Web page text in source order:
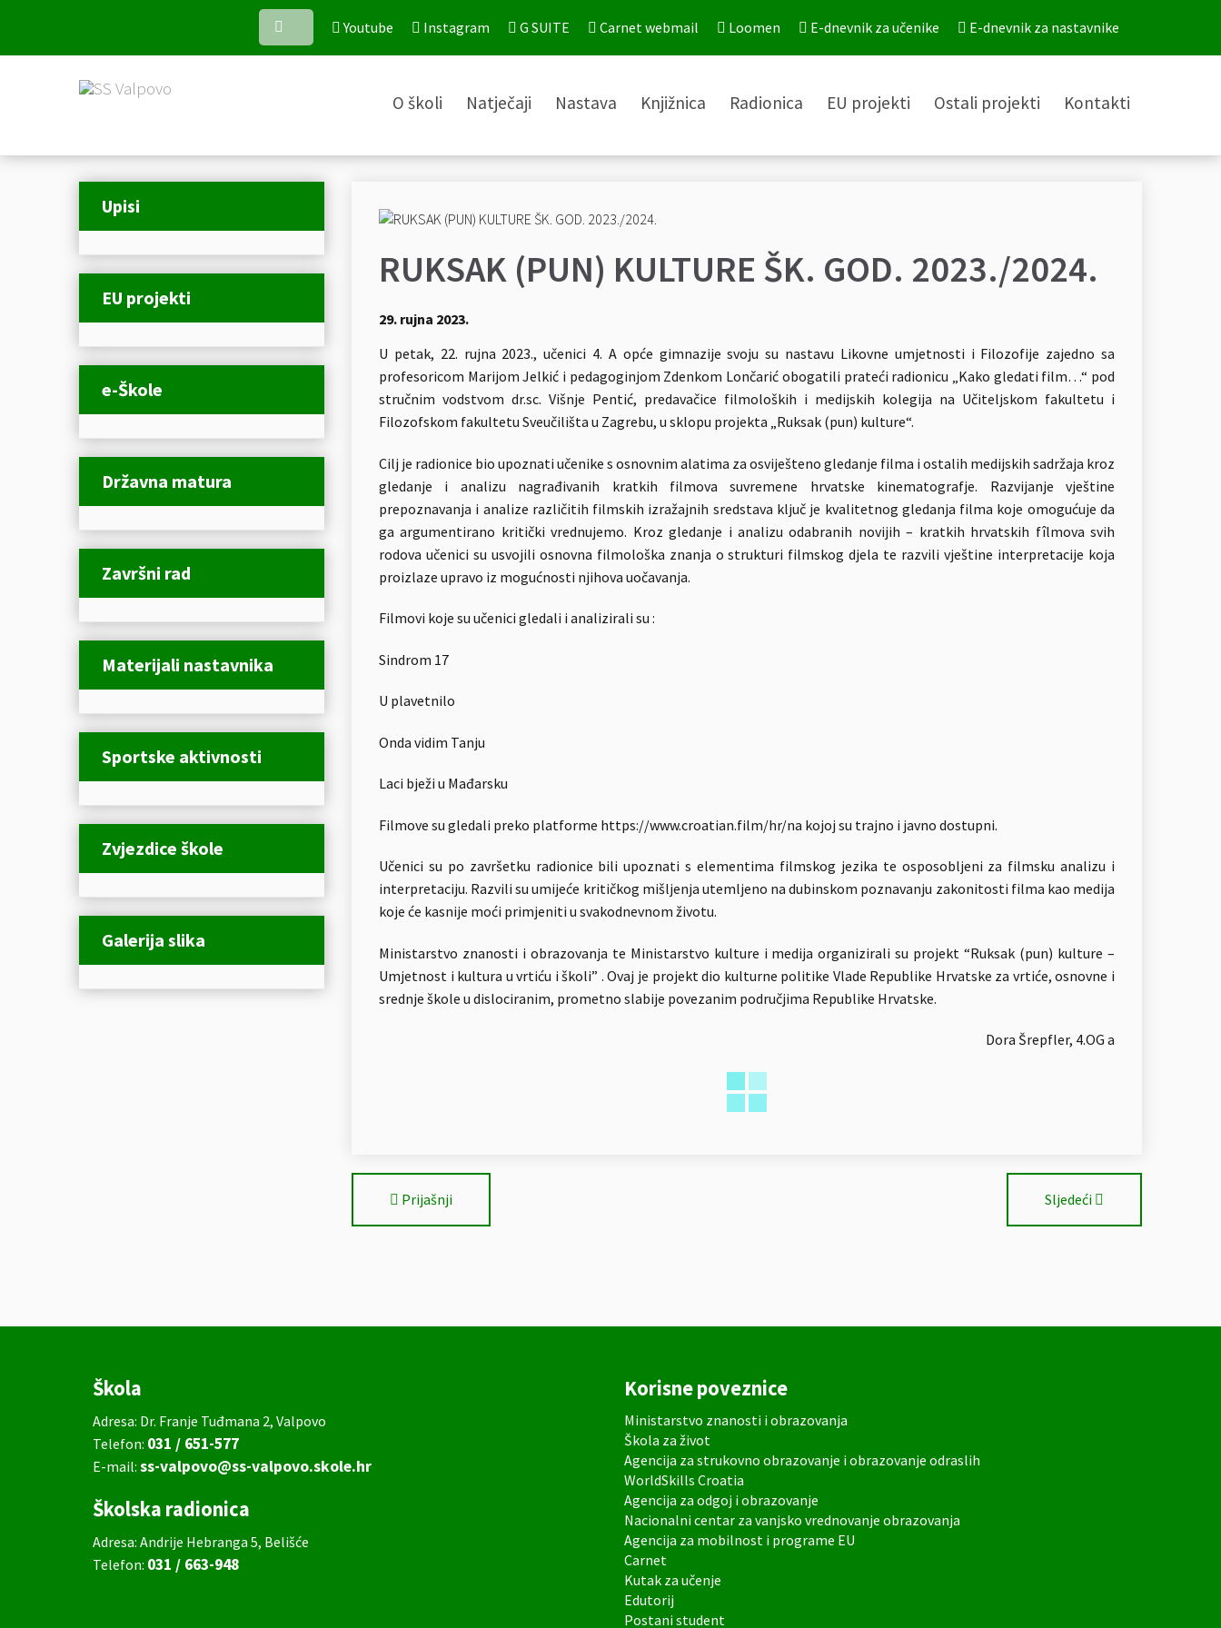
Youtube Instagram G SUITE Carnet webmail Loomen E-dnevnik za učenike E-dnevnik za nastavnike
O školi Natječaji Nastava Knjižnica Radionica EU projekti Ostali projekti Kontakti
Upisi
EU projekti
e-Škole
Državna matura
Završni rad
Materijali nastavnika
Sportske aktivnosti
Zvjezdice škole
Galerija slika
RUKSAK (PUN) KULTURE ŠK. GOD. 2023./2024.
29. rujna 2023.
U petak, 22. rujna 2023., učenici 4. A opće gimnazije svoju su nastavu Likovne umjetnosti i Filozofije zajedno sa
profesoricom Marijom Jelkić i pedagoginjom Zdenkom Lončarić obogatili prateći radionicu „Kako gledati film…“ pod
stručnim vodstvom dr.sc. Višnje Pentić, predavačice filmoloških i medijskih kolegija na Učiteljskom fakultetu i
Filozofskom fakultetu Sveučilišta u Zagrebu, u sklopu projekta „Ruksak (pun) kulture“.
Cilj je radionice bio upoznati učenike s osnovnim alatima za osviješteno gledanje filma i ostalih medijskih sadržaja kroz
gledanje i analizu nagrađivanih kratkih filmova suvremene hrvatske kinematografje. Razvijanje vještine
prepoznavanja i analize različitih filmskih izražajnih sredstava ključ je kvalitetnog gledanja filma koje omogućuje da
ga argumentirano kritički vrednujemo. Kroz gledanje i analizu odabranih novijih – kratkih hrvatskih fîlmova svih
rodova učenici su usvojili osnovna filmološka znanja o strukturi filmskog djela te razvili vještine interpretacije koja
proizlaze upravo iz mogućnosti njihova uočavanja.
Filmovi koje su učenici gledali i analizirali su :
Sindrom 17
U plavetnilo
Onda vidim Tanju
Laci bježi u Mađarsku
Filmove su gledali preko platforme https://www.croatian.film/hr/na kojoj su trajno i javno dostupni.
Učenici su po završetku radionice bili upoznati s elementima filmskog jezika te osposobljeni za filmsku analizu i
interpretaciju. Razvili su umijeće kritičkog mišljenja utemljeno na dubinskom poznavanju zakonitosti filma kao medija
koje će kasnije moći primjeniti u svakodnevnom životu.
Ministarstvo znanosti i obrazovanja te Ministarstvo kulture i medija organizirali su projekt “Ruksak (pun) kulture –
Umjetnost i kultura u vrtiću i školi” . Ovaj je projekt dio kulturne politike Vlade Republike Hrvatske za vrtiće, osnovne i
srednje škole u dislociranim, prometno slabije povezanim područjima Republike Hrvatske.
Dora Šrepfler, 4.OG a
Prijašnji Sljedeći
Škola
Adresa: Dr. Franje Tuđmana 2, Valpovo
Telefon: 031 / 651-577
E-mail: ss-valpovo@ss-valpovo.skole.hr
Školska radionica
Adresa: Andrije Hebranga 5, Belišće
Telefon: 031 / 663-948
Korisne poveznice
Ministarstvo znanosti i obrazovanja
Škola za život
Agencija za strukovno obrazovanje i obrazovanje odraslih
WorldSkills Croatia
Agencija za odgoj i obrazovanje
Nacionalni centar za vanjsko vrednovanje obrazovanja
Agencija za mobilnost i programe EU
Carnet
Kutak za učenje
Edutorij
Postani student